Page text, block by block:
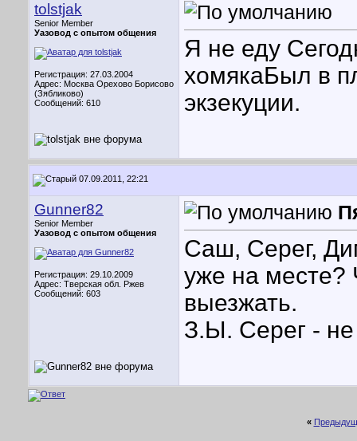
tolstjak
Senior Member
Уазовод с опытом общения
Регистрация: 27.03.2004
Адрес: Москва Орехово Борисово
(Зябликово)
Сообщений: 610
Я не еду
хомякаБыл в
экзекуции.
07.09.2011, 22:21
Gunner82
Senior Member
Уазовод с опытом общения
Регистрация: 29.10.2009
Адрес: Тверская обл. Ржев
Сообщений: 603
Саш, Серег,
уже на месте?
выезжать.
З.Ы. Серег - не
«